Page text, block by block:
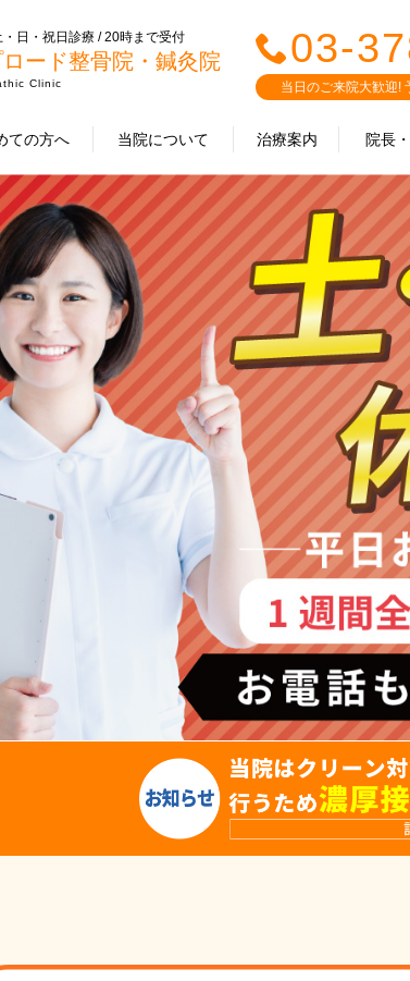
・日・祝日診療 / 20時まで受付
ード整骨院・鍼灸院
Clinic
ての方へ 当院について 治療案内 院長
03-
当日のご来院大歓迎!